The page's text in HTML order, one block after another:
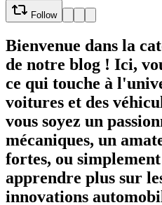
Follow
Bienvenue dans la
de notre blog ! Ici,
ce qui touche à
voitures et des
vous soyez un
mécaniques, un
fortes, ou
apprendre plus sur
innovations